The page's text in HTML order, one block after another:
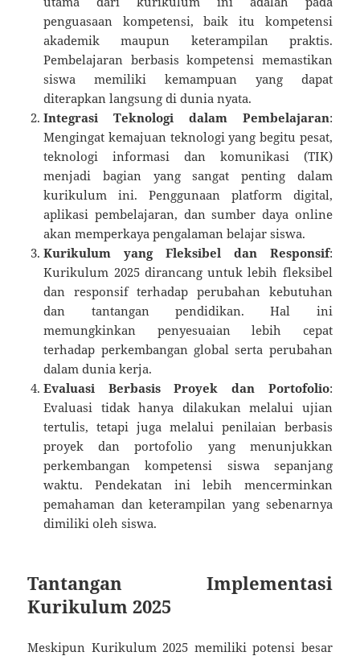
penguasaan kompetensi, baik itu kompetensi
akademik maupun keterampilan praktis.
Pembelajaran berbasis kompetensi memastikan
siswa memiliki kemampuan yang dapat
diterapkan langsung di dunia nyata.
Integrasi Teknologi dalam Pembelajaran:
Mengingat kemajuan teknologi yang begitu pesat,
teknologi informasi dan komunikasi (TIK)
menjadi bagian yang sangat penting dalam
kurikulum ini. Penggunaan platform digital,
aplikasi pembelajaran, dan sumber daya online
akan memperkaya pengalaman belajar siswa.
Kurikulum yang Fleksibel dan Responsif:
Kurikulum 2025 dirancang untuk lebih fleksibel
dan responsif terhadap perubahan kebutuhan
dan tantangan pendidikan. Hal ini
memungkinkan penyesuaian lebih cepat
terhadap perkembangan global serta perubahan
dalam dunia kerja.
Evaluasi Berbasis Proyek dan Portofolio:
Evaluasi tidak hanya dilakukan melalui ujian
tertulis, tetapi juga melalui penilaian berbasis
proyek dan portofolio yang menunjukkan
perkembangan kompetensi siswa sepanjang
waktu. Pendekatan ini lebih mencerminkan
pemahaman dan keterampilan yang sebenarnya
dimiliki oleh siswa.
Tantangan Implementasi
Kurikulum 2025
Meskipun Kurikulum 2025 memiliki potensi besar